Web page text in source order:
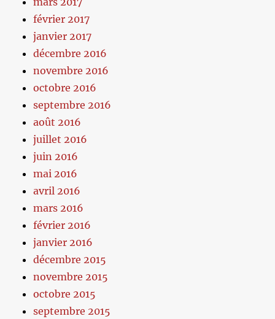
février 2017
janvier 2017
décembre 2016
novembre 2016
octobre 2016
septembre 2016
août 2016
juillet 2016
juin 2016
mai 2016
avril 2016
mars 2016
février 2016
janvier 2016
décembre 2015
novembre 2015
octobre 2015
septembre 2015